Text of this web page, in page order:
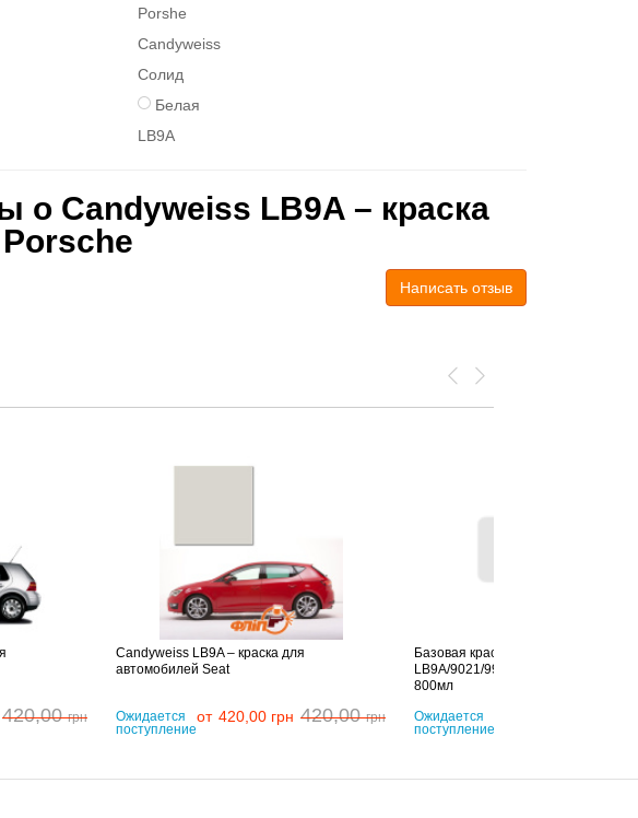
Porshe
Candyweiss
Солид
Белая
LB9A
о Candyweiss LB9A – краска
Написать отзыв
420,00грн
Candyweiss LB9A – краска для
автомобилей Seat
Ожидается
поступление
от 420,00 грн 420,00грн
Базовая краска Car Refinishes VAG
LB9A/9021/9930 CANDY WHITE,
800мл
Ожидается
поступление